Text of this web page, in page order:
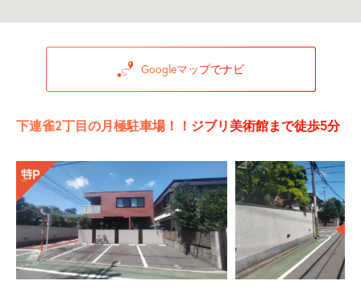
Googleマップでナビ
下連雀2丁目の月極駐車場！！ジブリ美術館まで徒歩5分